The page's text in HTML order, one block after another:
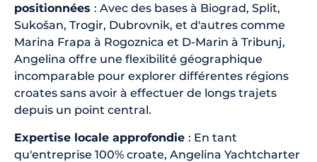
positionnées : Avec des bases à Biograd, Split,
Sukošan, Trogir, Dubrovnik, et d'autres comme
Marina Frapa à Rogoznica et D-Marin à Tribunj,
Angelina offre une flexibilité géographique
incomparable pour explorer différentes régions
croates sans avoir à effectuer de longs trajets
depuis un point central.
Expertise locale approfondie : En tant
qu'entreprise 100% croate, Angelina Yachtcharter